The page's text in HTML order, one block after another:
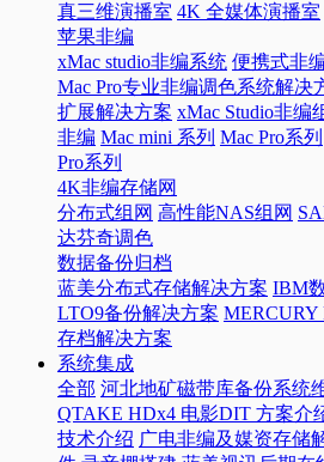
真三维演播室 4K 全媒体演播室
苹果非编
xMac studio非编系统 便携式非
Mac Pro专业非编调色系统解决
扩展解决方案 xMac Studio非编
非编 Mac mini 系列 Mac Pro系列
Pro系列
4K非编存储网
分布式组网 高性能NAS组网
达芬奇调色
数据备份归档
蓝美分布式存储解决方案 IBM
LTO9备份解决方案 MERCURY
存档解决方案
系统集成
全部 河北地矿磁带库备份系统
QTAKE HDx4 电影DIT 方案介
技术介绍 广电非编及媒资存储